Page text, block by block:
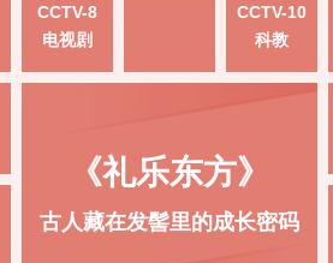
CCTV-8
电视剧
CCTV-10
科教
《礼乐东方》
古人藏在发髻里的成长密码